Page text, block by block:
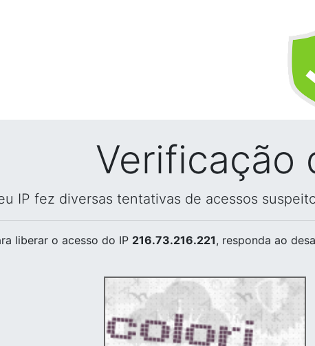
Verificação
IP fez diversas tentativas de acessos
liberar o acesso do IP 216.73.216.221, responda ao